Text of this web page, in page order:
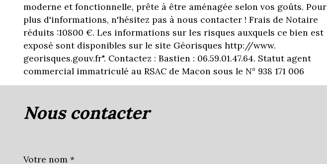
moderne et fonctionnelle, prête à être aménagée selon vos goûts. Pour
plus d'informations, n'hésitez pas à nous contacter ! Frais de Notaire
réduits :10800 €. Les informations sur Ies risques auxquels ce bien est
exposé sont disponibles sur le site Géorisques http://www.
georisques.gouv.fr". Contactez : Bastien : 06.59.01.47.64. Statut agent
commercial immatriculé au RSAC de Macon sous le N° 938 171 006
nous contacter